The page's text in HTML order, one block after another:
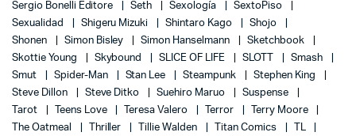
Sergio Bonelli Editore
Seth Sexología
SextoPiso
Sexualidad
Shigeru Mizuki Shintaro Kago
Shojo
Shonen
Simon Bisley Simon Hanselmann
Sketchbook
Skottie Young
Skybound SLICE OF LIFE SLOTT
Smash
Smut
Spider-Man Stan Lee Steampunk
Stephen King
Steve Dillon
Steve Ditko Suehiro Maruo
Suspense
Tarot
Teens Love Teresa Valero Terror
Terry Moore
The Oatmeal
Thriller Tillie Walden Titan Comics TL